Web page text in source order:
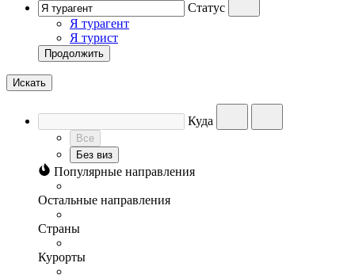
Статус
Я турагент
Я турист
Продолжить
Искать
Куда
Все
Без виз
Популярные направления
Остальные направления
Страны
Курорты